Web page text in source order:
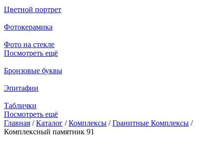
Цветной портрет
Фотокерамика
Фото на стекле
Посмотреть ещё
Бронзовые буквы
Эпитафии
Таблички
Посмотреть ещё
Вы здесь
Главная / Каталог / Комплексы / Гранитные Комплексы /
Комплексный памятник 91